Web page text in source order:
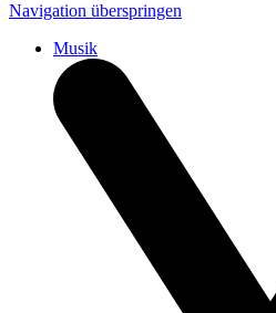
Navigation überspringen
Musik